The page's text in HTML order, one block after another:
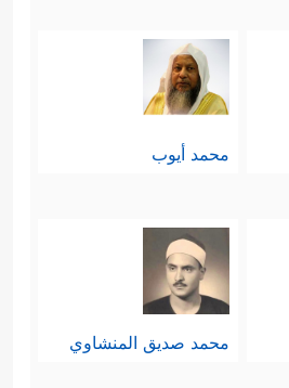
محمد أيوب
محمد صديق المنشاوي